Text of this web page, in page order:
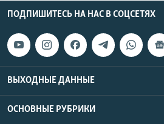
ПОДПИШИТЕСЬ НА НАС В СОЦСЕТЯХ
ВЫХОДНЫЕ ДАННЫЕ
ОСНОВНЫЕ РУБРИКИ